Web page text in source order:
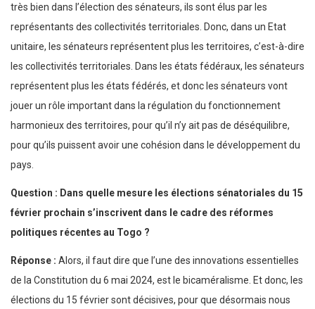
très bien dans l’élection des sénateurs, ils sont élus par les
représentants des collectivités territoriales. Donc, dans un Etat
unitaire, les sénateurs représentent plus les territoires, c’est-à-dire
les collectivités territoriales. Dans les états fédéraux, les sénateurs
représentent plus les états fédérés, et donc les sénateurs vont
jouer un rôle important dans la régulation du fonctionnement
harmonieux des territoires, pour qu’il n’y ait pas de déséquilibre,
pour qu’ils puissent avoir une cohésion dans le développement du
pays.
Question : Dans quelle mesure les élections sénatoriales du 15
février prochain s’inscrivent dans le cadre des réformes
politiques récentes au Togo ?
Réponse : Alors, il faut dire que l’une des innovations essentielles
de la Constitution du 6 mai 2024, est le bicaméralisme. Et donc, les
élections du 15 février sont décisives, pour que désormais nous